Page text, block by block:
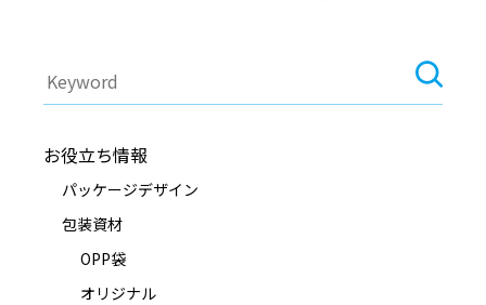
検
索
お役立ち情報
パッケージデザイン
包装資材
OPP袋
オリジナル